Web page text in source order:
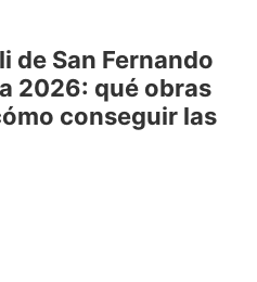
de San Fernando
2026: qué obras
conseguir las